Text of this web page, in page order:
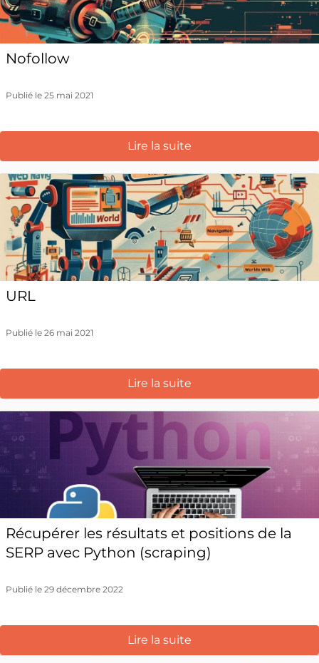
Nofollow
Publié le 25 mai 2021
Lire la suite
URL
Publié le 26 mai 2021
Lire la suite
Récupérer les résultats et positions de la
SERP avec Python (scraping)
Publié le 29 décembre 2022
Lire la suite